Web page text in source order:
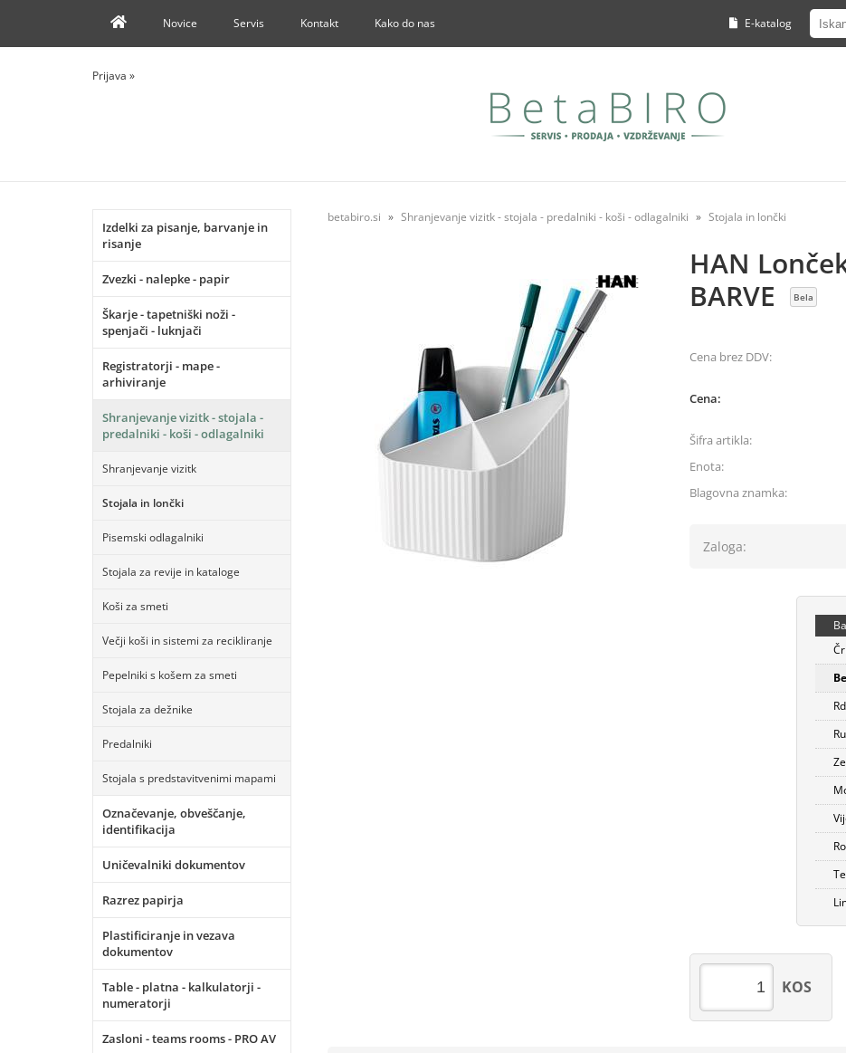
E-katalog
Novice Servis Kontakt Kako do nas
Prijava »
Izdelki za pisanje, barvanje in
risanje
Zvezki - nalepke - papir
Škarje - tapetniški noži -
spenjači - luknjači
Registratorji - mape -
arhiviranje
Shranjevanje vizitk - stojala -
predalniki - koši - odlagalniki
Shranjevanje vizitk
Stojala in lončki
Pisemski odlagalniki
Stojala za revije in kataloge
Koši za smeti
Večji koši in sistemi za recikliranje
Pepelniki s košem za smeti
Stojala za dežnike
Predalniki
Stojala s predstavitvenimi mapami
Označevanje, obveščanje,
identifikacija
Uničevalniki dokumentov
Razrez papirja
Plastificiranje in vezava
dokumentov
Table - platna - kalkulatorji -
numeratorji
Zasloni - teams rooms - PRO AV
betabiro.si Shranjevanje vizitk - stojala - predalniki - koši - odlagalniki Stojala in lončki
HAN
BARVE
Bela
Cena brez DDV:
Cena:
Šifra artikla:
Enota:
Blagovna znamka:
Zaloga:
KOS